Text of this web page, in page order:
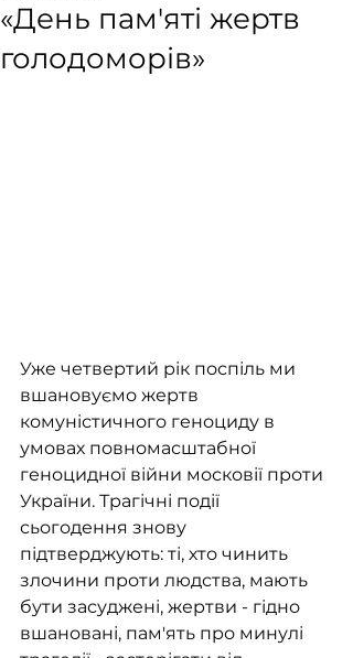
«День пам'яті жертв
голодоморів»
Уже четвертий рік поспіль ми
вшановуємо жертв
комуністичного геноциду в
умовах повномасштабної
геноцидної війни московії проти
України. Трагічні події
сьогодення знову
підтверджують: ті, хто чинить
злочини проти людства, мають
бути засуджені, жертви - гідно
вшановані, пам'ять про минулі